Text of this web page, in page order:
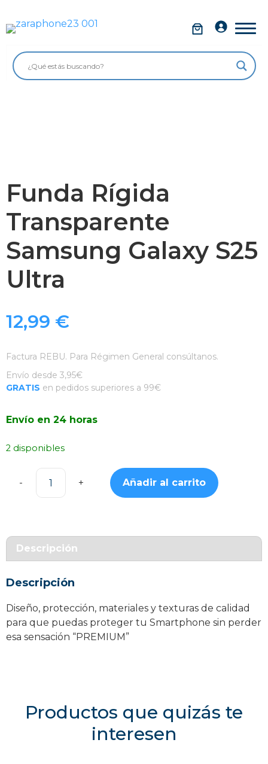
contenido
Funda Rígida
Transparente
Samsung Galaxy S25
Ultra
12,99 €
Factura REBU. Para Régimen General consúltanos.
Envío desde 3,95€
GRATIS en pedidos superiores a 99€
Envío en 24 horas
2 disponibles
Funda
S25
Añadir al carrito
Descripción
Descripción
Diseño, protección, materiales y texturas de calidad
para que puedas proteger tu Smartphone sin perder
esa sensación “PREMIUM”
Productos que quizás te
interesen
Móviles
Impolutos
Accesorios
Garantía Zaraphone